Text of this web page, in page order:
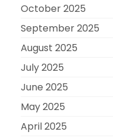
October 2025
September 2025
August 2025
July 2025
June 2025
May 2025
April 2025